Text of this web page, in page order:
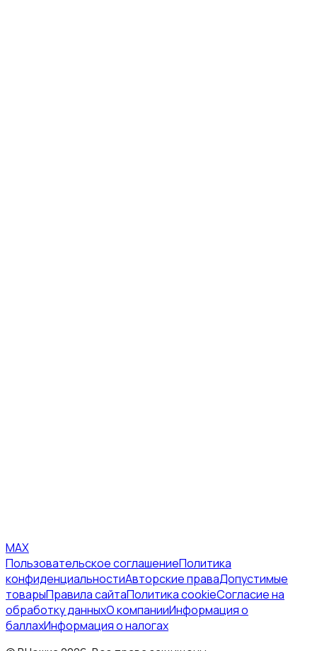
MAX
Пользовательское соглашениеПолитика
конфиденциальностиАвторские праваДопустимые
товарыПравила сайтаПолитика cookieСогласие на
обработку данныхО компанииИнформация о
баллахИнформация о налогах